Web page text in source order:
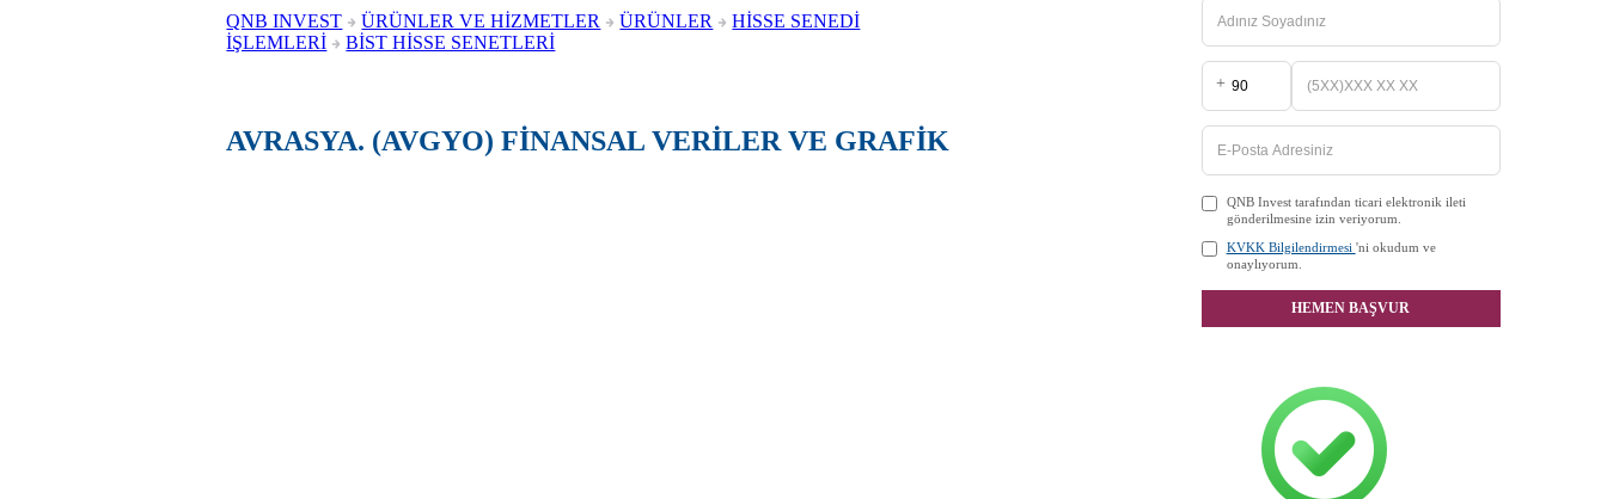
QNB INVEST ÜRÜNLER VE HİZMETLER ÜRÜNLER
HİSSE SENEDİ
İŞLEMLERİ
BİST HİSSE SENETLERİ
AVRASYA. (AVGYO) FİNANSAL VERİLER VE GRAFİK
+
QNB Invest tarafından ticari elektronik ileti
gönderilmesine izin veriyorum.
KVKK Bilgilendirmesi 'ni okudum ve
onaylıyorum.
HEMEN BAŞVUR